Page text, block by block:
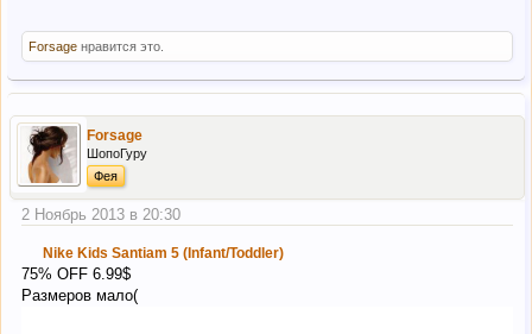
Forsage нравится это.
Forsage
ШопоГуру
Фея
2 Ноябрь 2013 в 20:30
Nike Kids Santiam 5 (Infant/Toddler)
75% OFF 6.99$
Размеров мало(